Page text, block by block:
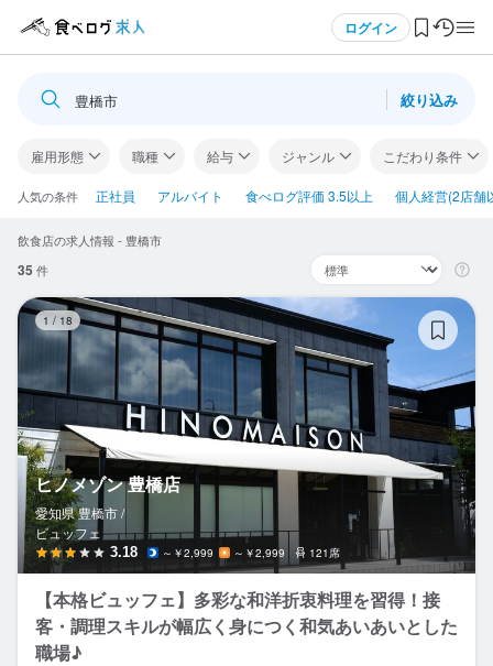
ログイン
食べログ求人TOP
求人検索
閲覧履歴
気になる求人
検索履歴・保存した条件
応募履歴
WEB履歴書
スカウト・メルマガ受信設定
ヘルプ・お問い合わせフォーム
豊橋市 絞り込み
雇用形態 職種 給与 ジャンル こだわり条件
人気の条件 正社員 アルバイト 食べログ評価 3.5以上 個人経営(2店舗
飲食店の求人情報 - 豊橋市
35 件
1 / 18
ヒノメゾン 豊橋店
愛知県 豊橋市 /
ビュッフェ
3.18 ～￥2,999 ～￥2,999 121席
【本格ビュッフェ】多彩な和洋折衷料理を習得！接
客・調理スキルが幅広く身につく和気あいあいとした
職場♪